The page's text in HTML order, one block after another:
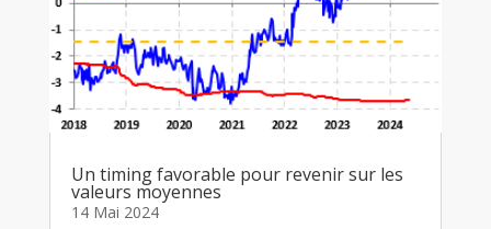
Un timing favorable pour revenir sur les
valeurs moyennes
14 Mai 2024